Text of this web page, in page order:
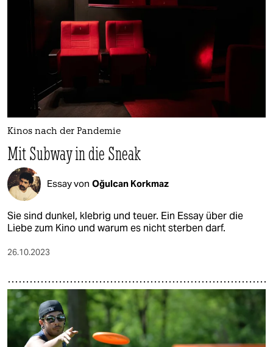
Kinos nach der Pandemie
Mit Subway in die Sneak
Essay von Oğulcan Korkmaz
Sie sind dunkel, klebrig und teuer. Ein Essay über die
Liebe zum Kino und warum es nicht sterben darf.
26.10.2023